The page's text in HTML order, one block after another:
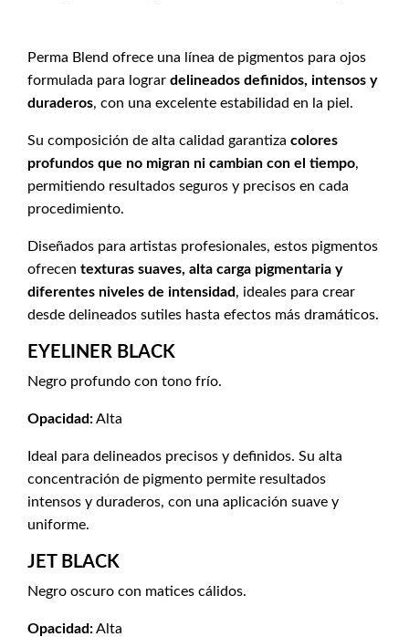
Perma Blend ofrece una línea de pigmentos para ojos
formulada para lograr delineados definidos, intensos y
duraderos, con una excelente estabilidad en la piel.
Su composición de alta calidad garantiza colores
profundos que no migran ni cambian con el tiempo,
permitiendo resultados seguros y precisos en cada
procedimiento.
Diseñados para artistas profesionales, estos pigmentos
ofrecen texturas suaves, alta carga pigmentaria y
diferentes niveles de intensidad, ideales para crear
desde delineados sutiles hasta efectos más dramáticos.
EYELINER BLACK
Negro profundo con tono frío.
Opacidad:Alta
Ideal para delineados precisos y definidos. Su alta
concentración de pigmento permite resultados
intensos y duraderos, con una aplicación suave y
uniforme.
JET BLACK
Negro oscuro con matices cálidos.
Opacidad:Alta